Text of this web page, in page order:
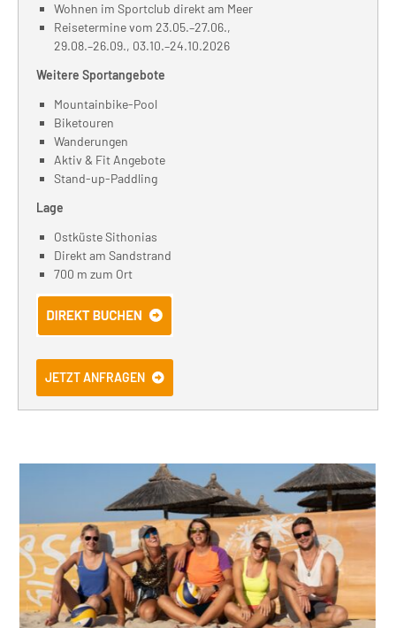
Wohnen im Sportclub direkt am Meer
Reisetermine vom 23.05.–27.06.,
29.08.–26.09., 03.10.–24.10.2026
Weitere Sportangebote
Mountainbike-Pool
Biketouren
Wanderungen
Aktiv & Fit Angebote
Stand-up-Paddling
Lage
Ostküste Sithonias
Direkt am Sandstrand
700 m zum Ort
JETZT ANFRAGEN